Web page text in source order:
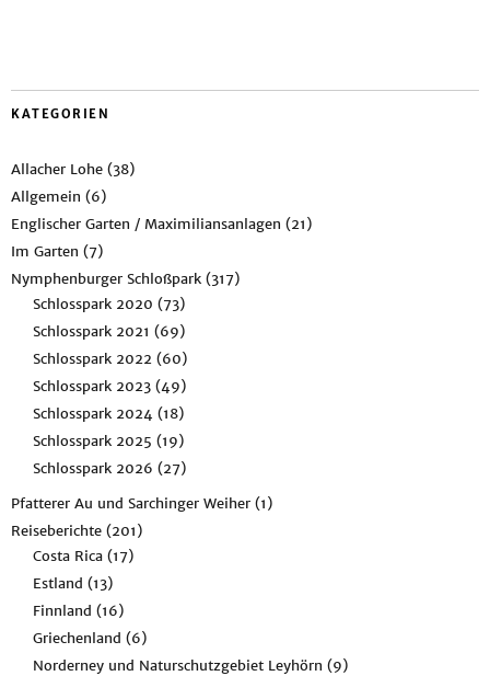
KATEGORIEN
Allacher Lohe (38)
Allgemein (6)
Englischer Garten / Maximiliansanlagen (21)
Im Garten (7)
Nymphenburger Schloßpark (317)
Schlosspark 2020 (73)
Schlosspark 2021 (69)
Schlosspark 2022 (60)
Schlosspark 2023 (49)
Schlosspark 2024 (18)
Schlosspark 2025 (19)
Schlosspark 2026 (27)
Pfatterer Au und Sarchinger Weiher (1)
Reiseberichte (201)
Costa Rica (17)
Estland (13)
Finnland (16)
Griechenland (6)
Norderney und Naturschutzgebiet Leyhörn (9)